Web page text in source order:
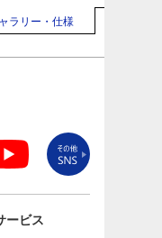
ラリー・仕様
ービス